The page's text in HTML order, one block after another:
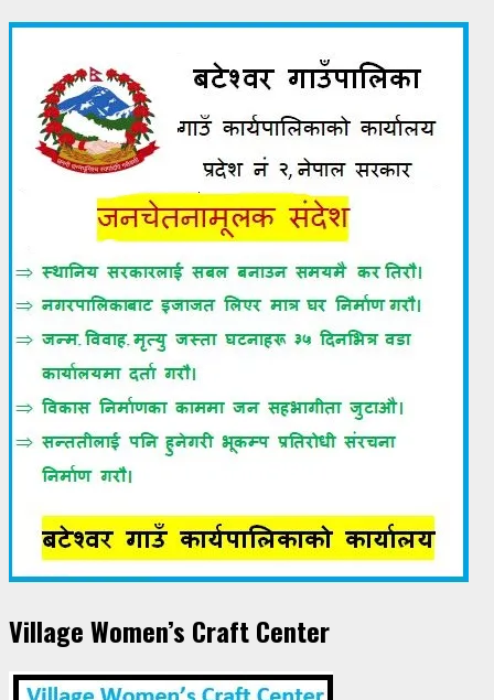
Village Women’s Craft Center